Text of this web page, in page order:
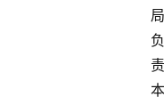
局
负
责
本